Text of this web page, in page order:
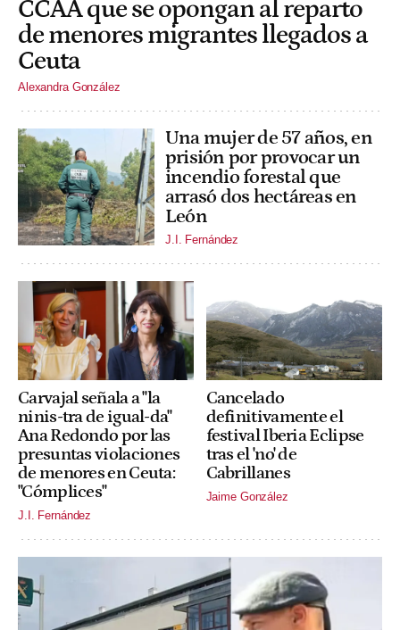
CCAA que se opongan al reparto
de menores migrantes llegados a
Ceuta
Alexandra González
Una mujer de 57 años, en
prisión por provocar un
incendio forestal que
arrasó dos hectáreas en
León
J.I. Fernández
Carvajal señala a "la
ninis-tra de igual-da"
Ana Redondo por las
presuntas violaciones
de menores en Ceuta:
"Cómplices"
J.I. Fernández
Cancelado
definitivamente el
festival Iberia Eclipse
tras el 'no' de
Cabrillanes
Jaime González